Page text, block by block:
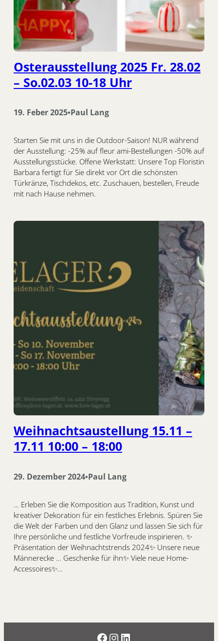
Osterausstellung 2025 Fr. 28.02
– So.02.03 10-18 Uhr
19. Feber 2025•Paul Lang
Starten Sie mit uns in die Outdoor-Saison! NUR während
der Ausstellung: -25% auf fleur ami-Bestellungen -50% auf
Ausstellungsstücke. Offene Werkstatt: Unsere Top Floristin
Barbara fertigt für Sie direkt vor Ort die schönsten
Türkränze, Tischdekos, etc. Zuschauen, bestellen, Freude
mit nach Hause nehmen.
Weihnachtsaustellung 15.11 –
17.11 10:00 – 18:00
29. Dezember 2024•Paul Lang
… Erleben Sie die Komposition aus Tradition, Kunst und
kreativer Dekoration für ein festliches Erlebnis. Spüren Sie
die Welt der Farben und den Glanz und lassen Sie sich für
Ihre persönliche und festliche Vorfreude inspirieren. ✨
Präsentation der Weihnachtstrends 2024✨ Unsere neue
Männerecke … Geschenke für ihn✨ Viele neue Home-
Accessoires✨…